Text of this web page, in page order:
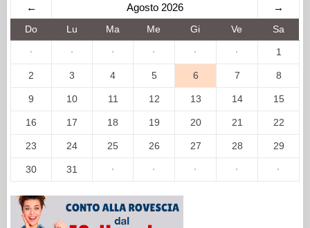
← Agosto 2026 →
Do Lu Ma Me Gi Ve Sa
· · · · · · 1
2 3 4 5 6 7 8
9 10 11 12 13 14 15
16 17 18 19 20 21 22
23 24 25 26 27 28 29
30 31 · · · · ·